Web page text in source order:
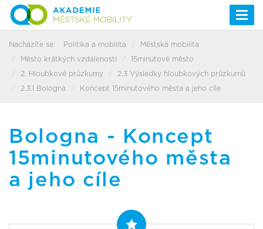
Nacházíte se: Politika a mobilita Městská mobilita
Město krátkých vzdáleností 15minutové město
2. Hloubkové průzkumy 2.3 Výsledky hloubkových průzkumů
2.3.1 Bologna Koncept 15minutového města a jeho cíle
Bologna - Koncept
15minutového města
a jeho cíle